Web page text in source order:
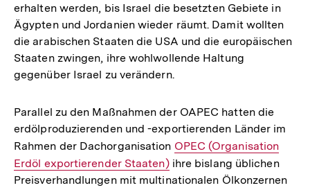
erhalten werden, bis Israel die besetzten Gebiete in
Ägypten und Jordanien wieder räumt. Damit wollten
die arabischen Staaten die USA und die europäischen
Staaten zwingen, ihre wohlwollende Haltung
gegenüber Israel zu verändern.
Parallel zu den Maßnahmen der OAPEC hatten die
erdölproduzierenden und -exportierenden Länder im
Rahmen der Dachorganisation Interner
Link:
OPEC (Organisation
Erdöl exportierender Staaten)ihre bislang üblichen
Preisverhandlungen mit multinationalen Ölkonzernen